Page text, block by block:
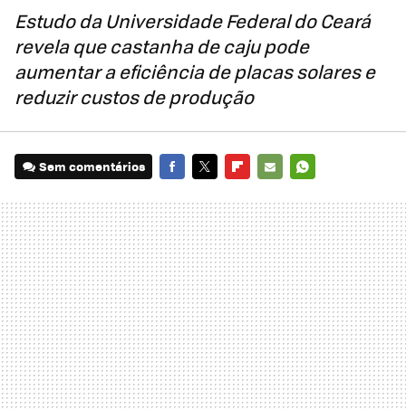
Estudo da Universidade Federal do Ceará
revela que castanha de caju pode
aumentar a eficiência de placas solares e
reduzir custos de produção
Sem comentários
MAIL